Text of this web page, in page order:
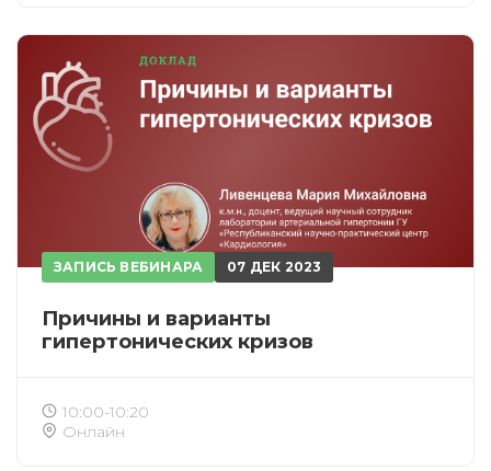
ЗАПИСЬ ВЕБИНАРА 07 ДЕК 2023
Причины и варианты
гипертонических кризов
10:00-10:20
Онлайн